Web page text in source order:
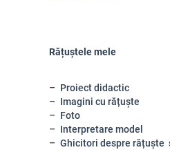
Rățuștele mele
Proiect didactic
Imagini cu rățuște
Foto
Interpretare model
Ghicitori despre rățuște